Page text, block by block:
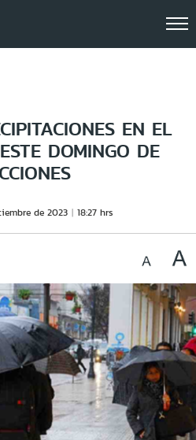
EN EL
DOMINGO DE
de 2023 18:27 hrs